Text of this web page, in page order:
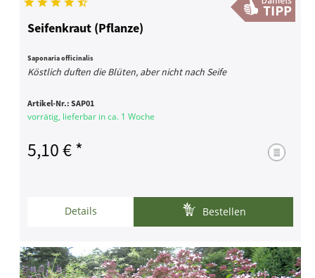
Seifenkraut (Pflanze)
Saponaria officinalis
Köstlich duften die Blüten, aber nicht nach Seife
Artikel-Nr.:SAP01
vorrätig, lieferbar in ca. 1 Woche
5,10 € *
Details Bestellen